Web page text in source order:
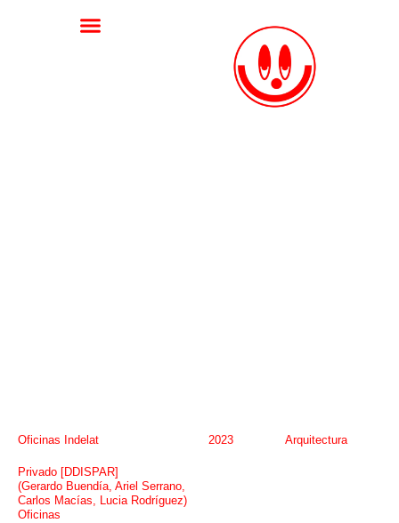
Oficinas Indelat
Privado [DDISPAR]
(Gerardo Buendía, Ariel Serrano,
Carlos Macías, Lucia Rodríguez)
Oficinas
2023 Arquitectura